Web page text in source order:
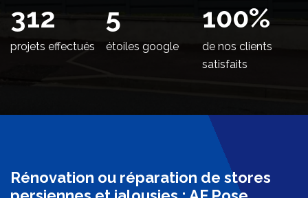
368
projets effectués
5
étoiles google
100%
de nos clients
satisfaits
Rénovation ou réparation de stores